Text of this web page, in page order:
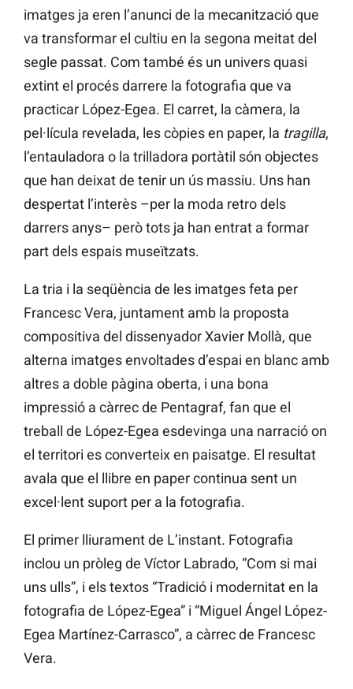
imatges ja eren l’anunci de la mecanització que
va transformar el cultiu en la segona meitat del
segle passat. Com també és un univers quasi
extint el procés darrere la fotografia que va
practicar López-Egea. El carret, la càmera, la
pel·lícula revelada, les còpies en paper, la tragilla,
l’entauladora o la trilladora portàtil són objectes
que han deixat de tenir un ús massiu. Uns han
despertat l’interès –per la moda retro dels
darrers anys– però tots ja han entrat a formar
part dels espais museïtzats.
La tria i la seqüència de les imatges feta per
Francesc Vera, juntament amb la proposta
compositiva del dissenyador Xavier Mollà, que
alterna imatges envoltades d’espai en blanc amb
altres a doble pàgina oberta, i una bona
impressió a càrrec de Pentagraf, fan que el
treball de López-Egea esdevinga una narració on
el territori es converteix en paisatge. El resultat
avala que el llibre en paper continua sent un
excel·lent suport per a la fotografia.
El primer lliurament de L’instant. Fotografia
inclou un pròleg de Víctor Labrado, “Com si mai
uns ulls”, i els textos “Tradició i modernitat en la
fotografia de López-Egea” i “Miguel Ángel López-
Egea Martínez-Carrasco”, a càrrec de Francesc
Vera.